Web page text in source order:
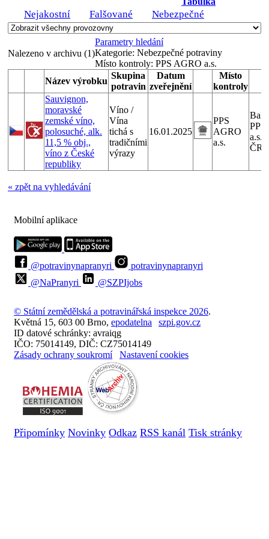
Nejakostní Falšované Nebezpečné
Nalezeno v archivu (1)
Parametry hledání
Kategorie: Nebezpečné potraviny
Místo kontroly: PPS AGRO a.s.
Název výrobku
Skupina
potravin
Datum
zveřejnění
Místo
kontroly
Sauvignon,
moravské
zemské víno,
polosuché, alk.
11,5 % obj.,
víno z České
republiky
Víno /
Vína
tichá s
tradičními
výrazy
16.01.2025
PPS
AGRO
a.s.
a.s.,
ČR
« zpět na vyhledávání
Mobilní aplikace
@potravinynapranyri
potravinynapranyri
@NaPranyri
@SZPIjobs
© Státní zemědělská a potravinářská inspekce 2026.
Květná 15, 603 00 Brno, epodatelna
szpi.gov.cz
ID datové schránky: avraiqg
IČO: 75014149, DIČ: CZ75014149
Zásady ochrany soukromí
Nastavení cookies
Připomínky Novinky Odkaz RSS kanál Tisk stránky